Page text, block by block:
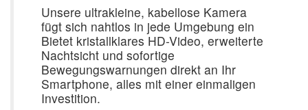
Unsere ultrakleine, kabellose Kamera
fügt sich nahtlos in jede Umgebung ein
Bietet kristallklares HD-Video, erweiterte
Nachtsicht und sofortige
Bewegungswarnungen direkt an Ihr
Smartphone, alles mit einer einmaligen
Investition.